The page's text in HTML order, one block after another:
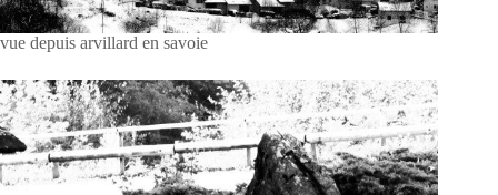
vue depuis arvillard en savoie